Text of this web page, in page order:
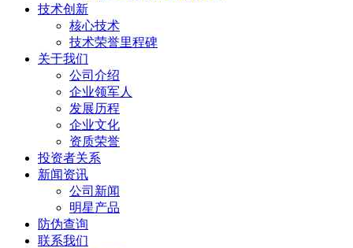
技术创新
核心技术
技术荣誉里程碑
关于我们
公司介绍
企业领军人
发展历程
企业文化
资质荣誉
投资者关系
新闻资讯
公司新闻
明星产品
防伪查询
联系我们